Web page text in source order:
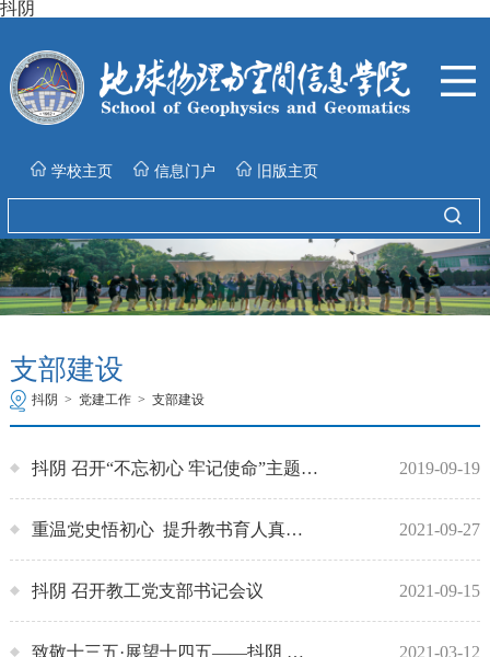
抖阴
学校主页 信息门户 旧版主页
支部建设
抖阴 > 党建工作 > 支部建设
抖阴 召开“不忘初心 牢记使命”主题教育方案研讨会 2019-09-19
重温党史悟初心 提升教书育人真本领 2021-09-27
抖阴 召开教工党支部书记会议 2021-09-15
致敬十三五·展望十四五——抖阴 学生党支部开展“聆听支部声，采访地大人”活动 2021-03-12